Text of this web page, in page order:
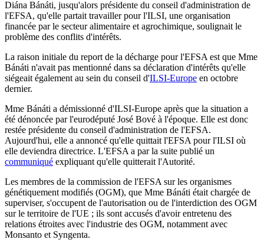
Diána Bánáti, jusqu'alors présidente du conseil d'administration de
l'EFSA, qu'elle partait travailler pour l'ILSI, une organisation
financée par le secteur alimentaire et agrochimique, soulignait le
problème des conflits d'intérêts.
La raison initiale du report de la décharge pour l'EFSA est que Mme
Bánáti n'avait pas mentionné dans sa déclaration d'intérêts qu'elle
siégeait également au sein du conseil d'ILSI-Europe en octobre
dernier.
Mme Bánáti a démissionné d'ILSI-Europe après que la situation a
été dénoncée par l'eurodéputé José Bové à l'époque. Elle est donc
restée présidente du conseil d'administration de l'EFSA.
Aujourd'hui, elle a annoncé qu'elle quittait l'EFSA pour l'ILSI où
elle deviendra directrice. L'EFSA a par la suite publié un
communiqué expliquant qu'elle quitterait l'Autorité.
Les membres de la commission de l'EFSA sur les organismes
génétiquement modifiés (OGM), que Mme Bánáti était chargée de
superviser, s'occupent de l'autorisation ou de l'interdiction des OGM
sur le territoire de l'UE ; ils sont accusés d'avoir entretenu des
relations étroites avec l'industrie des OGM, notamment avec
Monsanto et Syngenta.